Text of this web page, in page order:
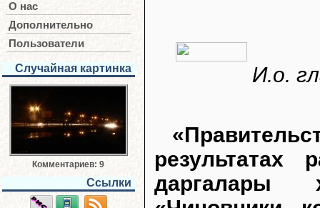
О нас
Дополнительно
Пользователи
Случайная картинка
Комментариев: 9
Ссылки
И.о.
даргалары